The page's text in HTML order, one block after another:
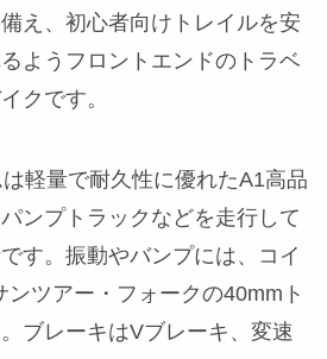
え、初心者向けトレイルを安
ようフロントエンドのトラベ
クです。
軽量で耐久性に優れたA1高品
ンプトラックなどを走行して
す。振動やバンプには、コイ
ンツアー・フォークの40mmト
ブレーキはVブレーキ、変速